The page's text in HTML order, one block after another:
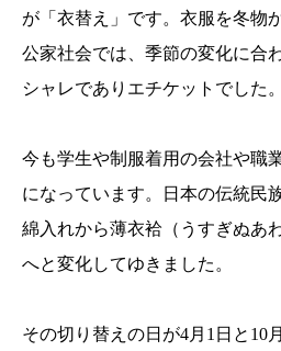
が「衣替え」です。衣服を冬物
公家社会では、季節の変化に合
シャレでありエチケットでした。
今も学生や制服着用の会社や職
になっています。日本の伝統民
綿入れから薄衣袷（うすぎぬあ
へと変化してゆきました。
その切り替えの日が4月1日と10